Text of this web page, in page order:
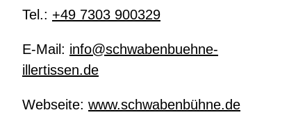
Tel.: +49 7303 900329
E-Mail: info@schwabenbuehne-
illertissen.de
Webseite: www.schwabenbühne.de